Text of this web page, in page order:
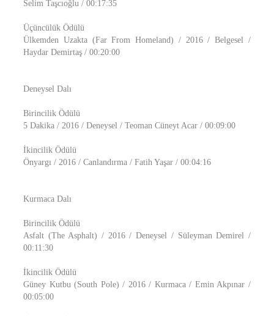
Selim Taşcıoğlu / 00:17:35
Üçüncülük Ödülü
Ülkemden Uzakta (Far From Homeland) / 2016 / Belgesel /
Haydar Demirtaş / 00:20:00
Deneysel Dalı
Birincilik Ödülü
5 Dakika / 2016 / Deneysel / Teoman Cüneyt Acar / 00:09:00
İkincilik Ödülü
Önyargı / 2016 / Canlandırma / Fatih Yaşar / 00:04:16
Kurmaca Dalı
Birincilik Ödülü
Asfalt (The Asphalt) / 2016 / Deneysel / Süleyman Demirel /
00:11:30
İkincilik Ödülü
Güney Kutbu (South Pole) / 2016 / Kurmaca / Emin Akpınar /
00:05:00